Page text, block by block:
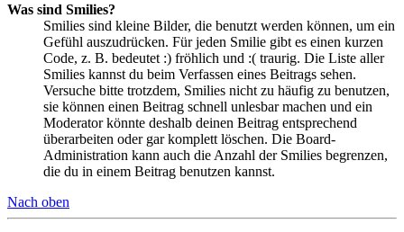
Was sind Smilies?
Smilies sind kleine Bilder, die benutzt werden können, um ein
Gefühl auszudrücken. Für jeden Smilie gibt es einen kurzen
Code, z. B. bedeutet :) fröhlich und :( traurig. Die Liste aller
Smilies kannst du beim Verfassen eines Beitrags sehen.
Versuche bitte trotzdem, Smilies nicht zu häufig zu benutzen,
sie können einen Beitrag schnell unlesbar machen und ein
Moderator könnte deshalb deinen Beitrag entsprechend
überarbeiten oder gar komplett löschen. Die Board-
Administration kann auch die Anzahl der Smilies begrenzen,
die du in einem Beitrag benutzen kannst.
Nach oben